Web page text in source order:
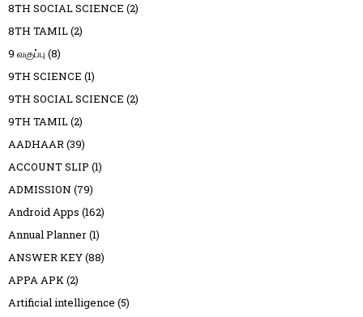
8TH SOCIAL SCIENCE (2)
8TH TAMIL(2)
9 வகுப்பு (8)
9TH SCIENCE (1)
9TH SOCIAL SCIENCE (2)
9TH TAMIL(2)
AADHAAR(39)
ACCOUNT SLIP (1)
ADMISSION (79)
Android Apps (162)
Annual Planner(1)
ANSWER KEY(88)
APPA APK(2)
Artificial intelligence (5)